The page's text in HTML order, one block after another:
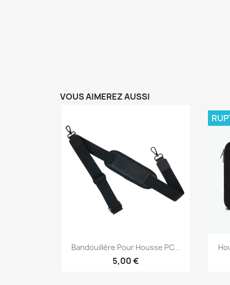
VOUS AIMEREZ AUSSI
Aperçu rapide
Bandouillère Pour Housse PC...
5,00 €